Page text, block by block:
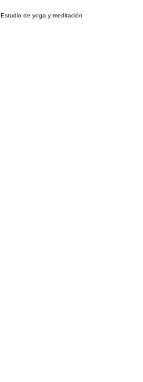
Estudio de yoga y meditación